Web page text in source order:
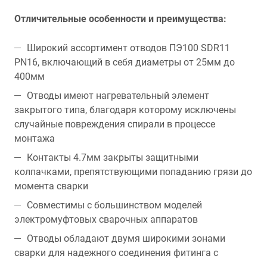
Отличительные особенности и преимущества:
Широкий ассортимент отводов ПЭ100 SDR11
PN16, включающий в себя диаметры от 25мм до
400мм
Отводы имеют нагревательный элемент
закрытого типа, благодаря которому исключены
случайные повреждения спирали в процессе
монтажа
Контакты 4.7мм закрыты защитными
колпачками, препятствующими попаданию грязи до
момента сварки
Совместимы с большинством моделей
электромуфтовых сварочных аппаратов
Отводы обладают двумя широкими зонами
сварки для надежного соединения фитинга с